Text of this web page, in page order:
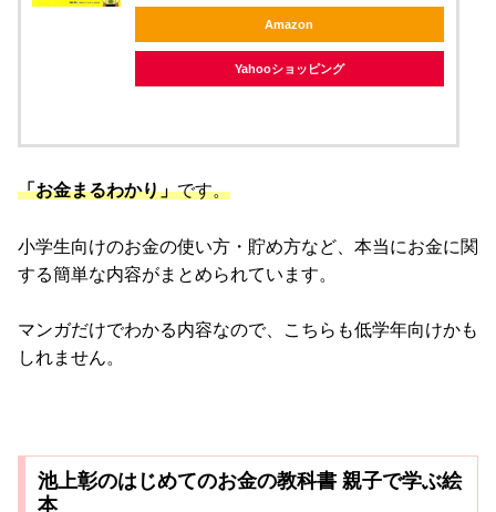
Amazon
Yahooショッピング
「お金まるわかり」です。
小学生向けのお金の使い方・貯め方など、本当にお金に関
する簡単な内容がまとめられています。
マンガだけでわかる内容なので、こちらも低学年向けかも
しれません。
池上彰のはじめてのお金の教科書 親子で学ぶ絵
本